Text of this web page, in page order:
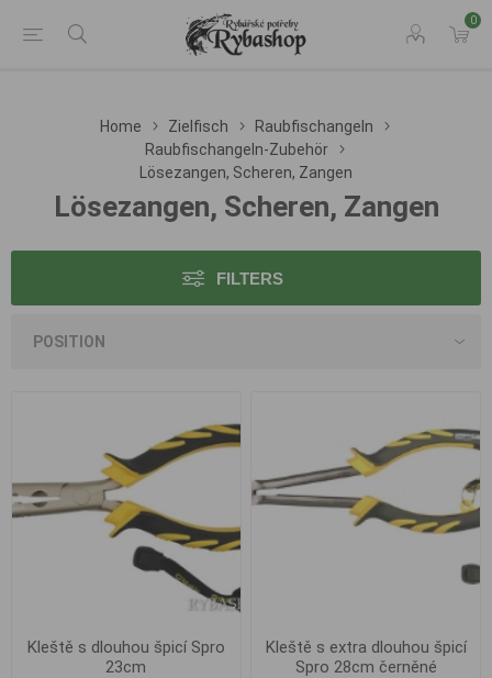
0
Home Zielfisch
Raubfischangeln
Raubfischangeln-Zubehör
Lösezangen, Scheren, Zangen
Lösezangen, Scheren, Zangen
FILTERS
Kleště s dlouhou špicí Spro
23cm
Kleště s extra dlouhou špicí
Spro 28cm černěné